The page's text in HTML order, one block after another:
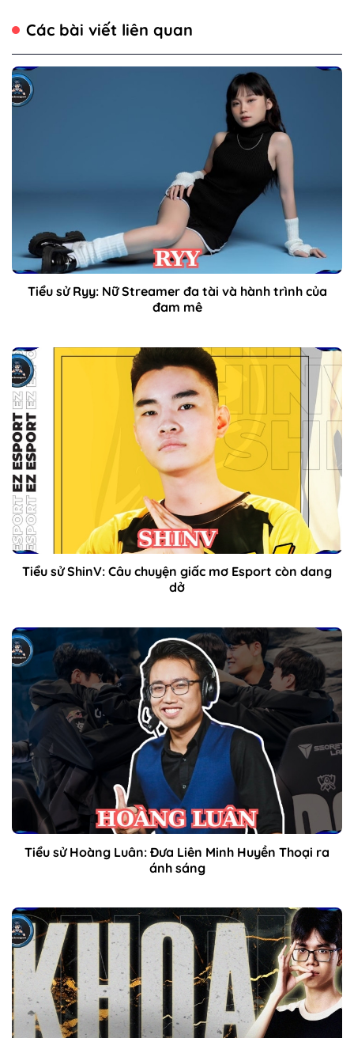
Các bài viết liên quan
Tiểu sử Ryy: Nữ Streamer đa tài và hành trình của
đam mê
Tiểu sử ShinV: Câu chuyện giấc mơ Esport còn dang
dở
Tiểu sử Hoàng Luân: Đưa Liên Minh Huyền Thoại ra
ánh sáng